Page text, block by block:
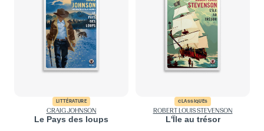
LITTÉRATURE
CRAIG JOHNSON
Le Pays des loups
CLASSIQUES
ROBERT LOUIS STEVENSON
L'Île au trésor